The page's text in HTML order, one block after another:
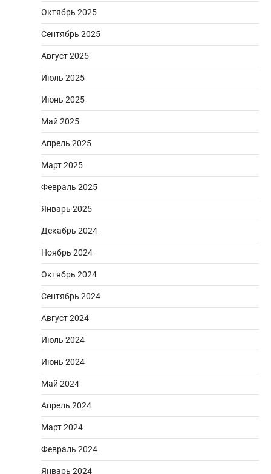
Октябрь 2025
Сентябрь 2025
Август 2025
Июль 2025
Июнь 2025
Май 2025
Апрель 2025
Март 2025
Февраль 2025
Январь 2025
Декабрь 2024
Ноябрь 2024
Октябрь 2024
Сентябрь 2024
Август 2024
Июль 2024
Июнь 2024
Май 2024
Апрель 2024
Март 2024
Февраль 2024
Январь 2024